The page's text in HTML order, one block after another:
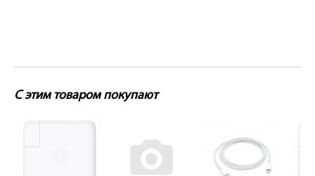
С этим товаром покупают